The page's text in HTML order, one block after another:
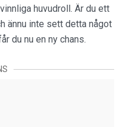
huvudroll. Är du ett
ännu inte sett detta något
du nu en ny chans.